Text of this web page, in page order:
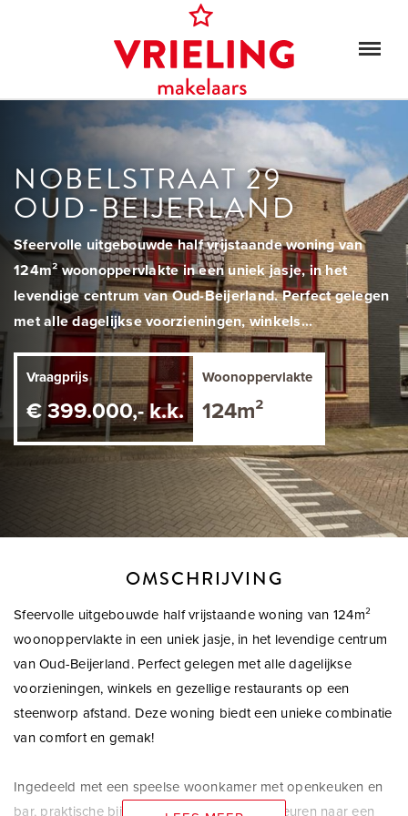
NOBELSTRAAT 29
OUD-BEIJERLAND
Sfeervolle uitgebouwde half vrijstaande woning van
124m² woonoppervlakte in een uniek jasje, in het
levendige centrum van Oud-Beijerland. Perfect gelegen
met alle dagelijkse voorzieningen, winkels...
Vraagprijs
€ 399.000,- k.k.
Woonoppervlakte
124m²
OMSCHRIJVING
Sfeervolle uitgebouwde half vrijstaande woning van 124m²
woonoppervlakte in een uniek jasje, in het levendige centrum
van Oud-Beijerland. Perfect gelegen met alle dagelijkse
voorzieningen, winkels en gezellige restaurants op een
steenworp afstand. Deze woning biedt een unieke combinatie
van comfort en gemak!
Ingedeeld met een speelse woonkamer met openkeuken en
bar, praktische bijkeuken en openslaande deuren naar een